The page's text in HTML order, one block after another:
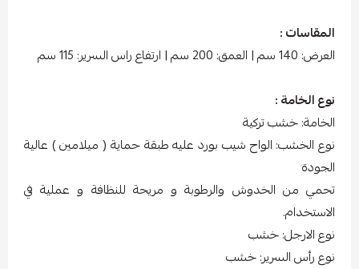
المقاسات :
العرض: 140 سم | العمق: 200 سم | ارتفاع راس السرير: 115 سم
نوع الخامة :
الخامة: خشب تركية
نوع الخشب: الواح شيب بورد عليه طبقة حماية ( ميلامين ) عالية
الجودة
تحمي من الخدوش والرطوبة و مريحة للنظافة و عملية في
الاستخدام.
نوع الارجل: خشب
نوع رأس السرير: خشب